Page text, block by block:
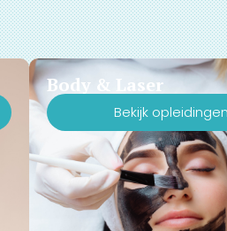
Body & Laser
Bekijk opleidingen